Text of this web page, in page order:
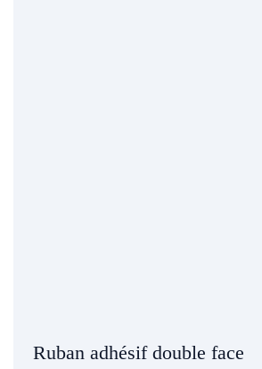
Ruban adhésif double face